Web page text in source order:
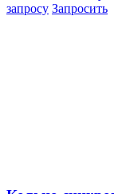
запросу Запросить